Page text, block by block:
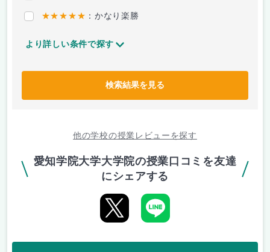
★★★★★ ：かなり楽勝
より詳しい条件で探す
検索結果を見る
他の学校の授業レビューを探す
愛知学院大学大学院の授業口コミを友達
にシェアする